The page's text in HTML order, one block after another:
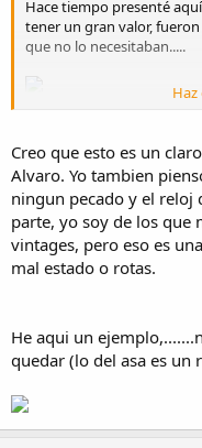
Hace tiempo presenté
tener un gran valor,
que no lo necesitaban.....
Haz
Creo que esto es un
Alvaro. Yo tambien
ningun pecado y el reloj
parte, yo soy de los que
vintages, pero eso es
mal estado o rotas.
He aqui un
quedar (lo del asa es un